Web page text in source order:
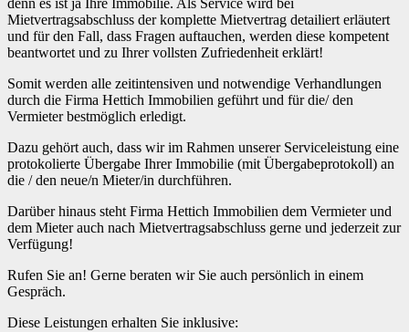
denn es ist ja Ihre Immobilie. Als Service wird bei
Mietvertragsabschluss der komplette Mietvertrag detailiert erläutert
und für den Fall, dass Fragen auftauchen, werden diese kompetent
beantwortet und zu Ihrer vollsten Zufriedenheit erklärt!
Somit werden alle zeitintensiven und notwendige Verhandlungen
durch die Firma Hettich Immobilien geführt und für die/ den
Vermieter bestmöglich erledigt.
Dazu gehört auch, dass wir im Rahmen unserer Serviceleistung eine
protokolierte Übergabe Ihrer Immobilie (mit Übergabeprotokoll) an
die / den neue/n Mieter/in durchführen.
Darüber hinaus steht Firma Hettich Immobilien dem Vermieter und
dem Mieter auch nach Mietvertragsabschluss gerne und jederzeit zur
Verfügung!
Rufen Sie an! Gerne beraten wir Sie auch persönlich in einem
Gespräch.
Diese Leistungen erhalten Sie inklusive: